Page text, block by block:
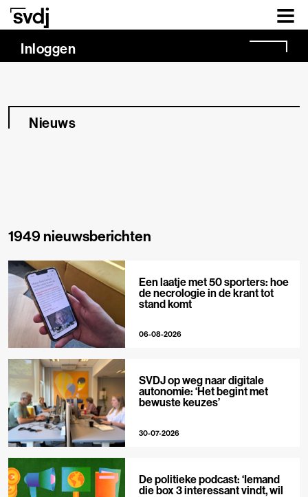
Naar hoofdinhoud
Inloggen
Nieuws
1949 nieuwsberichten
Een laatje met 50 sporters: hoe
de necrologie in de krant tot
stand komt
06-08-2026
SVDJ op weg naar digitale
autonomie: ‘Het begint met
bewuste keuzes’
30-07-2026
De politieke podcast: ‘Iemand
die box 3 interessant vindt, wil